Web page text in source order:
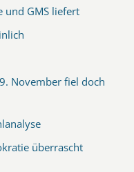
und GMS liefert
November fiel doch
überrascht